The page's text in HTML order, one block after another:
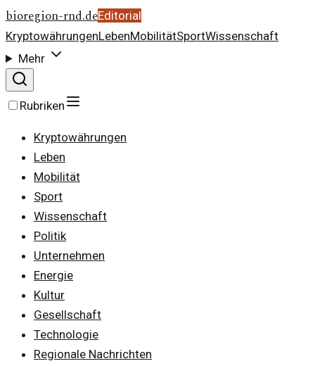
bioregion-rnd.deEditorial
KryptowährungenLebenMobilitätSportWissenschaft
Mehr
Rubriken
Kryptowährungen
Leben
Mobilität
Sport
Wissenschaft
Politik
Unternehmen
Energie
Kultur
Gesellschaft
Technologie
Regionale Nachrichten